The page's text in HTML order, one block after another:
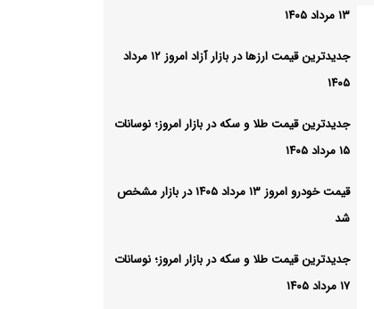
۱۳ مرداد ۱۴۰۵
جدیدترین قیمت ارزها در بازار آزاد امروز ۱۲ مرداد
۱۴۰۵
جدیدترین قیمت طلا و سکه در بازار امروز؛ نوسانات
۱۵ مرداد ۱۴۰۵
قیمت خودرو امروز ۱۳ مرداد ۱۴۰۵ در بازار مشخص
شد
جدیدترین قیمت طلا و سکه در بازار امروز؛ نوسانات
۱۷ مرداد ۱۴۰۵